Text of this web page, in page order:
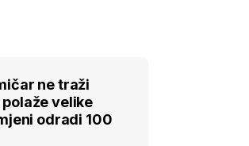
ne traži
polaže velike
odradi 100